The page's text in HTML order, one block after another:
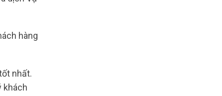
hàng
nhất.
khách